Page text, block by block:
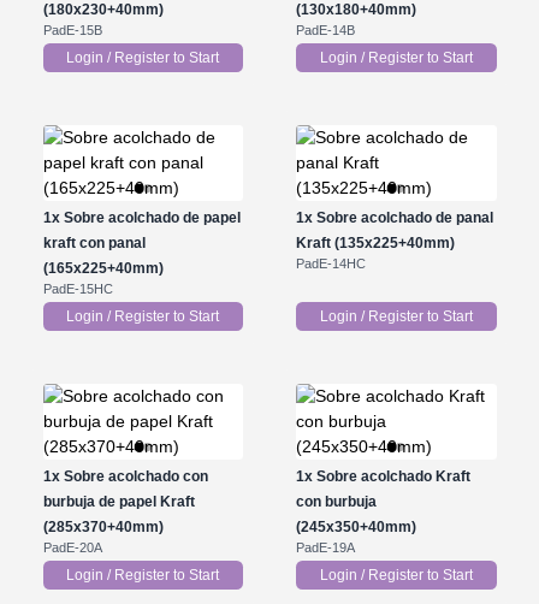
(180x230+40mm)
PadE-15B
Login / Register to Start
(130x180+40mm)
PadE-14B
Login / Register to Start
1xSobre acolchado de papel
kraft con panal
(165x225+40mm)
PadE-15HC
Login / Register to Start
1x Sobre acolchado de panal
Kraft (135x225+40mm)
PadE-14HC
Login / Register to Start
1xSobre acolchado con
burbuja de papel Kraft
(285x370+40mm)
PadE-20A
Login / Register to Start
1x Sobre acolchado Kraft
con burbuja
(245x350+40mm)
PadE-19A
Login / Register to Start